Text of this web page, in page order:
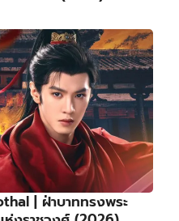
Blue Dragon Series
ซัง!